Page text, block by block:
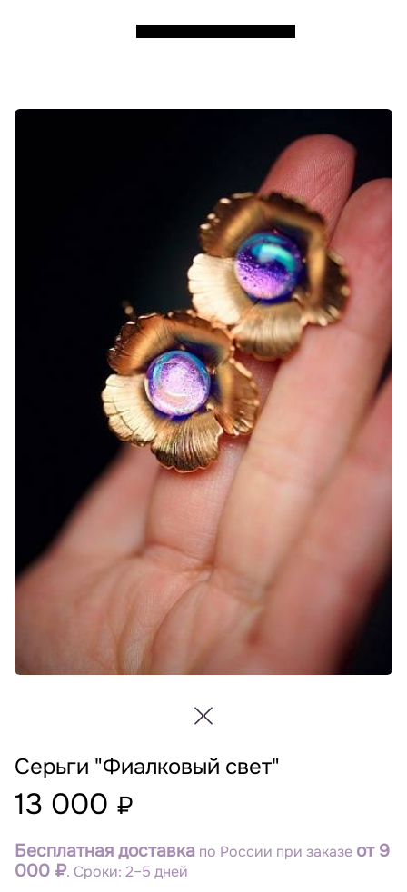
Серьги "Фиалковый свет"
13 000 ₽
Бесплатная доставка по России при заказе от 9
000 ₽. Сроки: 2–5 дней